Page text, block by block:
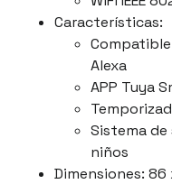
Características:
Compatible
Alexa
APP Tuya
Sistema
niños
Dimensiones: